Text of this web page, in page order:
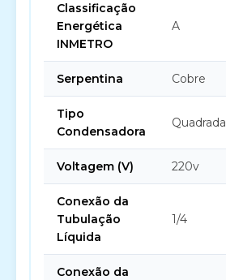
Classificação
Energética
INMETRO
A
Serpentina Cobre
Tipo
Condensadora
Quadrada
Voltagem (V) 220v
Conexão da
Tubulação
Líquida
1/4
Conexão da